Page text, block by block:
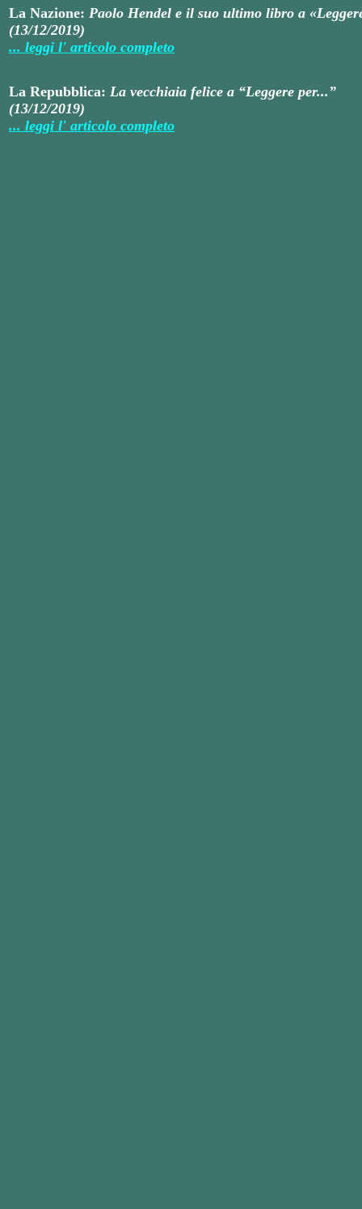
La Nazione: Paolo Hendel e il suo ultimo libro a
(13/12/2019)
... leggi l' articolo completo
La Repubblica: La vecchiaia felice a “Leggere per...”
(13/12/2019)
... leggi l' articolo completo